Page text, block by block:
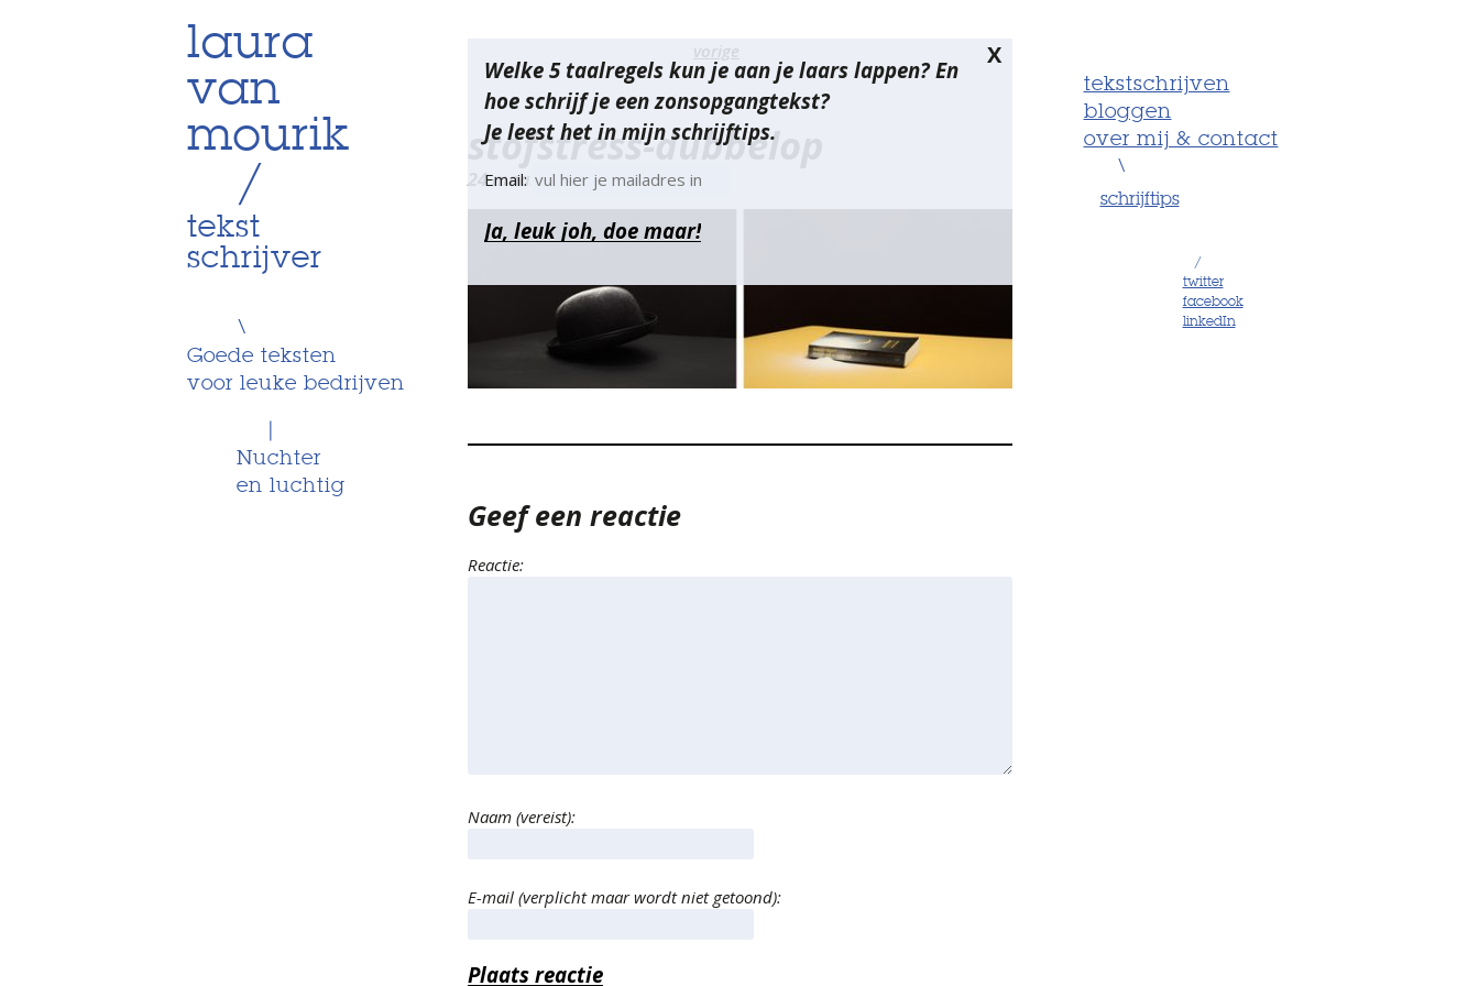
Skip
to
content
laura
van
mourik
/
tekst
schrijver
\
Goede teksten
voor leuke bedrijven
Nuchter
en luchtig
tekstschrijven
bloggen
over mij & contact
\
schrijftips
/
twitter
facebook
linkedIn
X
Welke 5 taalregels kun je aan je laars lappen? En
hoe schrijf je een zonsopgangtekst?
Je leest het in mijn schrijftips.
Email:
Bericht
navigatie
vorige
stofstress-dubbelop
24 maart 2015
Geef een reactie
Reactie:
Naam (vereist):
E-mail (verplicht maar wordt niet getoond):